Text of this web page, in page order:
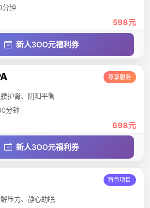
分钟
598元
新人3OO元福利券
尊享服务
护肾、阴阳平衡
分钟
698元
新人3OO元福利券
特色项目
压力、静心助眠